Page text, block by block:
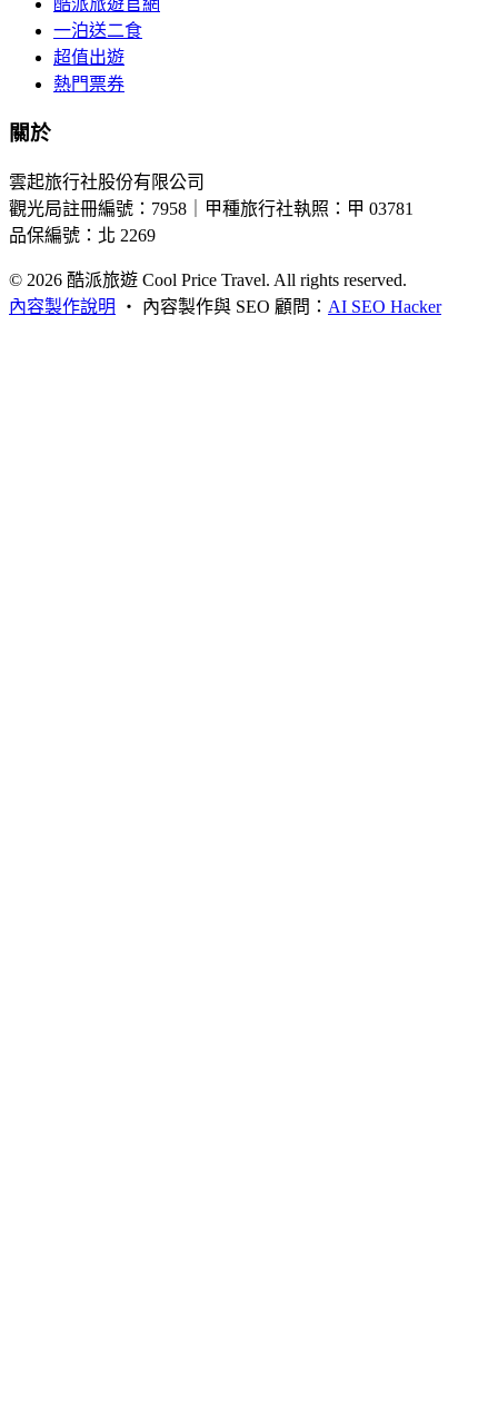
一泊送二食
超值出遊
熱門票券
關於
雲起旅行社股份有限公司
觀光局註冊編號：7958｜甲種旅行社執照：甲 03781
品保編號：北 2269
© 2026 酷派旅遊 Cool Price Travel. All rights reserved.
內容製作說明
・ 內容製作與 SEO 顧問： AI SEO Hacker